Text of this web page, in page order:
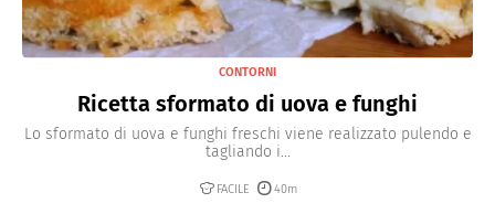
CONTORNI
Ricetta sformato di uova e funghi
Lo sformato di uova e funghi freschi viene realizzato pulendo e
tagliando i...
FACILE 40m